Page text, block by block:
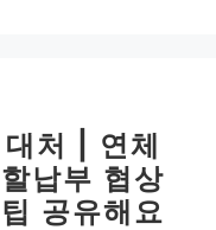
처 | 연체
납부 협상
공유해요